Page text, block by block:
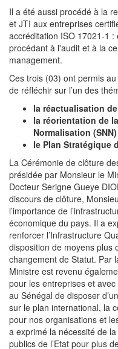
Il a été aussi procédé à la
et JTI aux entreprises
accréditation ISO 17021-1
procédant à l'audit et à la
management.
Ces trois (03) ont permis
de réfléchir sur l’un des
la réactualisation
la réorientation de
Normalisation (SNN)
le Plan Stratégique
La Cérémonie de clôture
présidée par Monsieur le
Docteur Serigne Gueye
discours de clôture,
l’importance de
économique du pays. Il a
renforcer l’Infrastructure
disposition de moyens plus
changement de Statut. Par
Ministre est revenu
pour les entreprises et avec
au Sénégal de disposer
sur le plan international, la
pour nos organisations et
a exprimé la nécessité de
publics de l’Etat pour plus